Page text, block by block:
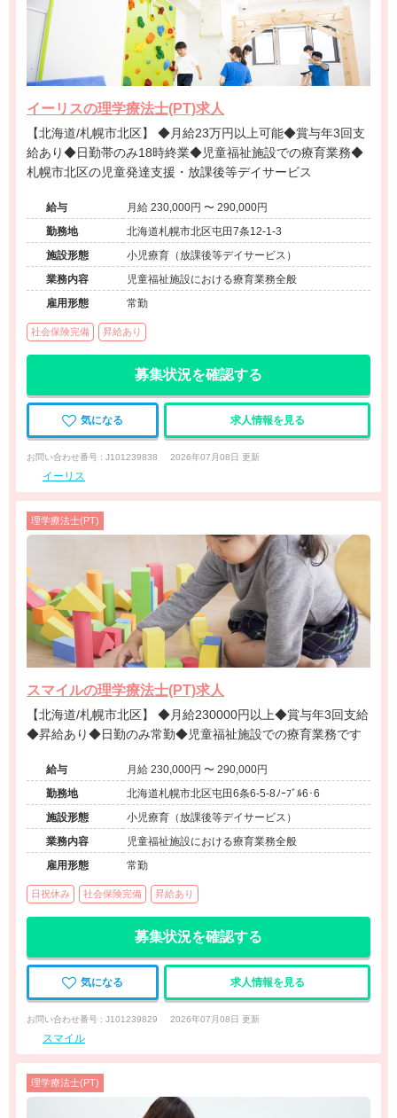
イーリスの理学療法士(PT)求人
【北海道/札幌市北区】 ◆月給23万円以上可能◆賞与年3回支
給あり◆日勤帯のみ18時終業◆児童福祉施設での療育業務◆
札幌市北区の児童発達支援・放課後等デイサービス
給与
月給 230,000円 〜 290,000円
勤務地
北海道札幌市北区屯田7条12-1-3
施設形態
小児療育（放課後等デイサービス）
業務内容
児童福祉施設における療育業務全般
雇用形態
常勤
社会保険完備 昇給あり
募集状況を確認する
気になる 求人情報を見る
お問い合わせ番号 : J101239838 2026年07月08日 更新
イーリス
理学療法士(PT)
スマイルの理学療法士(PT)求人
【北海道/札幌市北区】 ◆月給230000円以上◆賞与年3回支給
◆昇給あり◆日勤のみ常勤◆児童福祉施設での療育業務です
給与
月給 230,000円 〜 290,000円
勤務地
北海道札幌市北区屯田6条6-5-8ﾉｰﾌﾞﾙ6･6
施設形態
小児療育（放課後等デイサービス）
業務内容
児童福祉施設における療育業務全般
雇用形態
常勤
日祝休み 社会保険完備 昇給あり
募集状況を確認する
気になる 求人情報を見る
お問い合わせ番号 : J101239829 2026年07月08日 更新
スマイル
理学療法士(PT)